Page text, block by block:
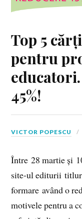
Top 5
pentru
45%!
VICTOR POPESCU
Între 28 martie și
site-ul editurii
formare având o
motivele pentru a